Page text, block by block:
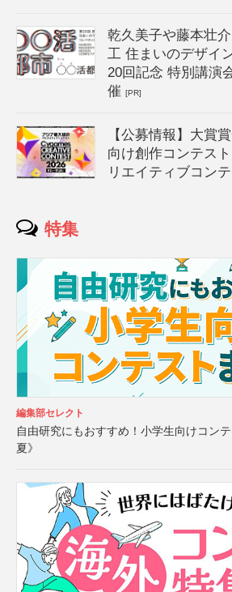
乾久美子や藤本壮
工 住まいのデザイ
20回記念 特別講演
催[PR]
【公募情報】大賞
向け創作コンテス
リエイティブコン
特集
編集部セレクト
自由研究にもおすすめ！小学生向けコン
夏》